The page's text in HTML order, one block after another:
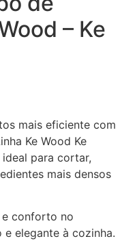
– Ke
mais eficiente com
Ke Wood Ke
para cortar,
mais densos
e conforto no
elegante à cozinha.